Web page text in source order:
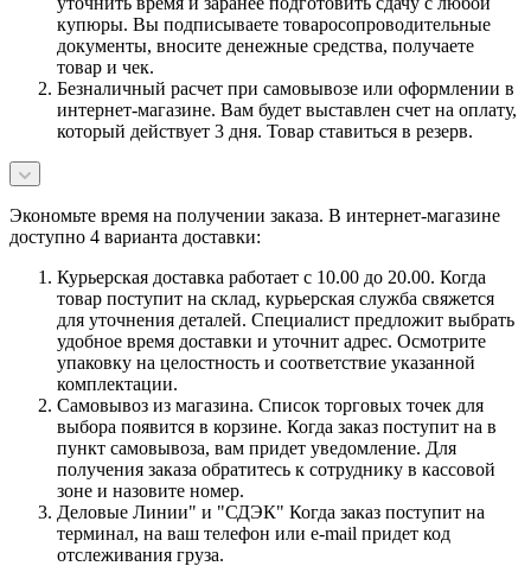
купюры. Вы подписываете товаросопроводительные
документы, вносите денежные средства, получаете
товар и чек.
Безналичный расчет при самовывозе или оформлении в
интернет-магазине. Вам будет выставлен счет на оплату,
который действует 3 дня. Товар ставиться в резерв.
Экономьте время на получении заказа. В интернет-магазине
доступно 4 варианта доставки:
Курьерская доставка работает с 10.00 до 20.00. Когда
товар поступит на склад, курьерская служба свяжется
для уточнения деталей. Специалист предложит выбрать
удобное время доставки и уточнит адрес. Осмотрите
упаковку на целостность и соответствие указанной
комплектации.
Самовывоз из магазина. Список торговых точек для
выбора появится в корзине. Когда заказ поступит на в
пункт самовывоза, вам придет уведомление. Для
получения заказа обратитесь к сотруднику в кассовой
зоне и назовите номер.
Деловые Линии" и "СДЭК" Когда заказ поступит на
терминал, на ваш телефон или e-mail придет код
отслеживания груза.